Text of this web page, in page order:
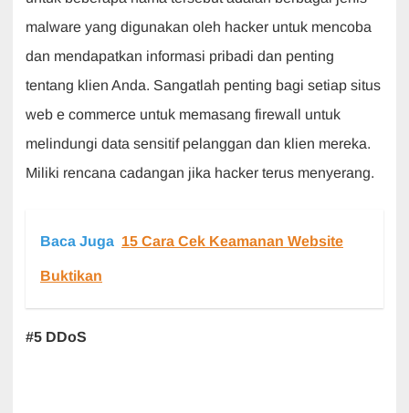
malware yang digunakan oleh hacker untuk mencoba
dan mendapatkan informasi pribadi dan penting
tentang klien Anda. Sangatlah penting bagi setiap situs
web e commerce untuk memasang firewall untuk
melindungi data sensitif pelanggan dan klien mereka.
Miliki rencana cadangan jika hacker terus menyerang.
Baca Juga 15 Cara Cek Keamanan Website
Buktikan
#5 DDoS